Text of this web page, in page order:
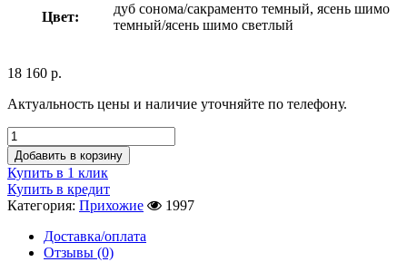
Цвет:
дуб сонома/сакраменто темный, ясень шимо
темный/ясень шимо светлый
18 160 р.
Актуальность цены и наличие уточняйте по телефону.
Добавить в корзину
Купить в 1 клик
Купить в кредит
Категория: Прихожие
1997
Доставка/оплата
Отзывы (0)